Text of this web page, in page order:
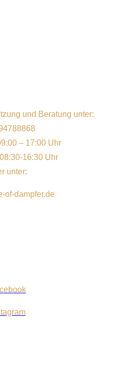
und Beratung unter:
– 17:00 Uhr
16:30 Uhr
unter:
of-dampfer.de